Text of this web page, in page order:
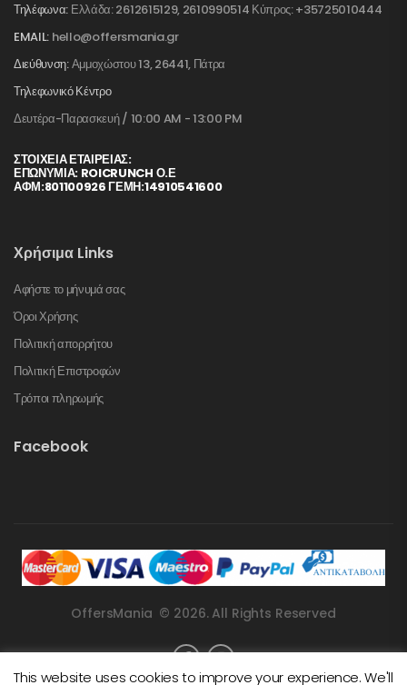
Τηλέφωνα: Ελλάδα: 2612615129, 2610990514 Κύπρος: +35725010444
EMAIL: hello@offersmania.gr
Διεύθυνση:Αμμοχώστου 13, 26441, Πάτρα
Τηλεφωνικό Κέντρο
Δευτέρα-Παρασκευή / 10:00 AM - 13:00 PM
ΣΤΟΙΧΕΊΑ ΕΤΑΙΡΕΊΑΣ:
ΕΠΩΝΥΜΙΑ: ROICRUNCH Ο.Ε
ΑΦΜ:801100926 ΓΕΜΗ:14910541600
Χρήσιμα Links
Αφήστε το μήνυμά σας
Όροι Χρήσης
Πολιτική απορρήτου
Πολιτική Επιστροφών
Τρόποι πληρωμής
Facebook
OffersMania © 2026. All Rights Reserved
This website uses cookies to improve your experience. We'll